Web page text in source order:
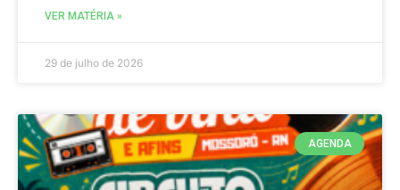
VER MATÉRIA »
29 de julho de 2026
AGENDA